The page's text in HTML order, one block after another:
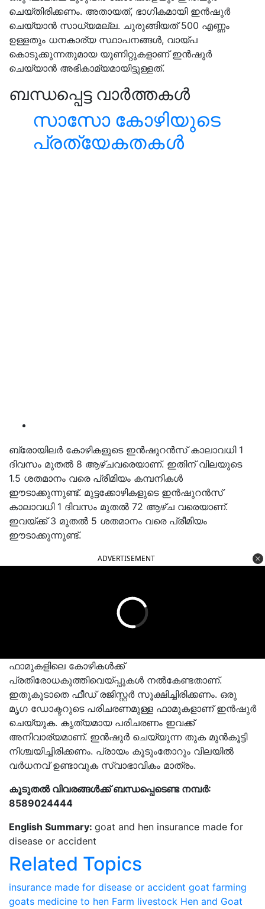
ചെയ്തിരിക്കണം. അതായത്, ഭാഗികമായി ഇൻഷുർ
ചെയ്യാൻ സാധ്യമല്ല. ചുരുങ്ങിയത് 500 എണ്ണം
ഉള്ളതും ധനകാര്യ സ്ഥാപനങ്ങൾ, വായ്‌പ
കൊടുക്കുന്നതുമായ യൂണിറ്റുകളാണ് ഇൻഷുർ
ചെയ്യാൻ അഭികാമ്യമായിട്ടുള്ളത്.
ബന്ധപ്പെട്ട വാർത്തകൾ
സാസോ കോഴിയുടെ
പ്രത്യേകതകൾ
ബ്രോയിലർ കോഴികളുടെ ഇൻഷുറൻസ് കാലാവധി 1
ദിവസം മുതൽ 8 ആഴ്ചവരെയാണ്. ഇതിന് വിലയുടെ
1.5 ശതമാനം വരെ പ്രീമിയം കമ്പനികൾ
ഈടാക്കുന്നുണ്ട്. മുട്ടക്കോഴികളുടെ ഇൻഷുറൻസ്
കാലാവധി 1 ദിവസം മുതൽ 72 ആഴ്ച വരെയാണ്.
ഇവയ്ക്ക് 3 മുതൽ 5 ശതമാനം വരെ പ്രീമിയം
ഈടാക്കുന്നുണ്ട്.
ADVERTISEMENT
ഫാമുകളിലെ കോഴികൾക്ക്
പ്രതിരോധകുത്തിവെയ്പ്പുകൾ നൽകേണ്ടതാണ്.
ഇതുകൂടാതെ ഫീഡ് രജിസ്റ്റർ സൂക്ഷിച്ചിരിക്കണം. ഒരു
മൃഗ ഡോക്ടറുടെ പരിചരണമുള്ള ഫാമുകളാണ് ഇൻഷുർ
ചെയ്യുക. കൃത്യമായ പരിചരണം ഇവക്ക്
അനിവാര്യമാണ്. ഇൻഷുർ ചെയ്യുന്ന തുക മുൻകൂട്ടി
നിശ്ചയിച്ചിരിക്കണം. പ്രായം കൂടുംതോറും വിലയിൽ
വർധനവ് ഉണ്ടാവുക സ്വാഭാവികം മാത്രം.
കൂടുതൽ വിവരങ്ങൾക്ക് ബന്ധപ്പെടെണ്ട നമ്പർ:
8589024444
English Summary: goat and hen insurance made for
disease or accident
Related Topics
insurance made for disease or accident goat farming
goats medicine to hen Farm livestock Hen and Goat